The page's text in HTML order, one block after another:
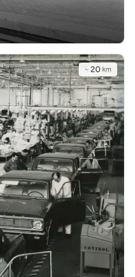
~ 20km